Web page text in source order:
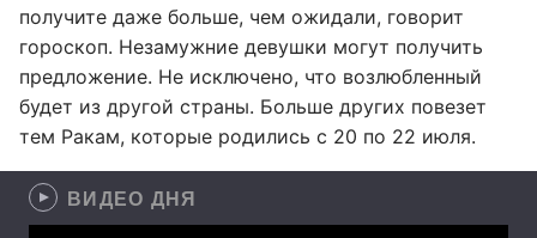
получите даже больше, чем ожидали, говорит
гороскоп. Незамужние девушки могут получить
предложение. Не исключено, что возлюбленный
будет из другой страны. Больше других повезет
тем Ракам, которые родились с 20 по 22 июля.
ВИДЕО ДНЯ